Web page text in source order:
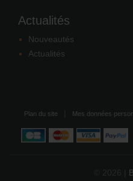
Actualités
Nouveautés
Actualités
Plan du site Mes données
© 2026 |